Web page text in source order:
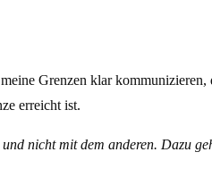
Grenzen klar
erreicht ist.
nicht mit dem anderen. Dazu